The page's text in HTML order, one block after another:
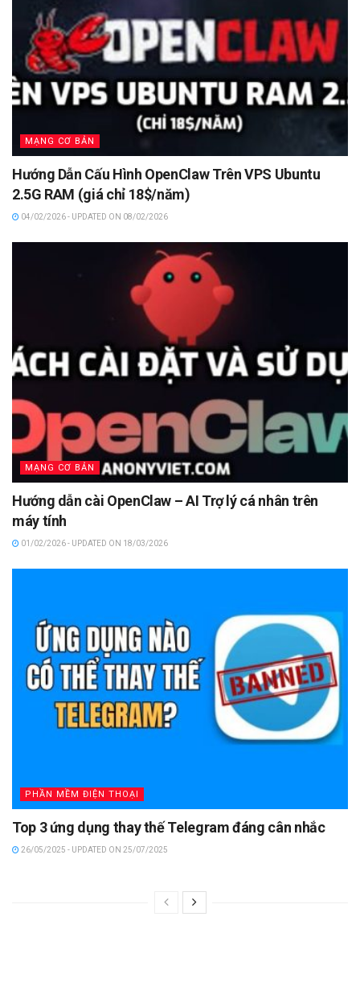
MẠNG CƠ BẢN
Hướng Dẫn Cấu Hình OpenClaw Trên VPS Ubuntu
2.5G RAM (giá chỉ 18$/năm)
04/02/2026 - UPDATED ON 08/02/2026
MẠNG CƠ BẢN
Hướng dẫn cài OpenClaw – AI Trợ lý cá nhân trên
máy tính
01/02/2026 - UPDATED ON 18/03/2026
PHẦN MỀM ĐIỆN THOẠI
Top 3 ứng dụng thay thế Telegram đáng cân nhắc
26/05/2025 - UPDATED ON 25/07/2025